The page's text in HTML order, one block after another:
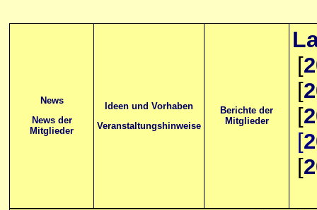
News
News der
Mitglieder
Ideen und Vorhaben
Veranstaltungshinweise
Berichte der
Mitglieder
[
[
[
[
[